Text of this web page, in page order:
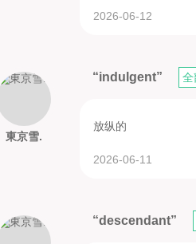
2026-06-12
東京雪.
“indulgent” 全
放纵的
2026-06-11
“descendant”